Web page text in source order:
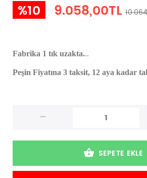
%10 9.058,00TL
Fabrika 1 tık uzakta...
Peşin Fiyatına 3 taksit, 12 aya kadar
-
SEPETE EKLE